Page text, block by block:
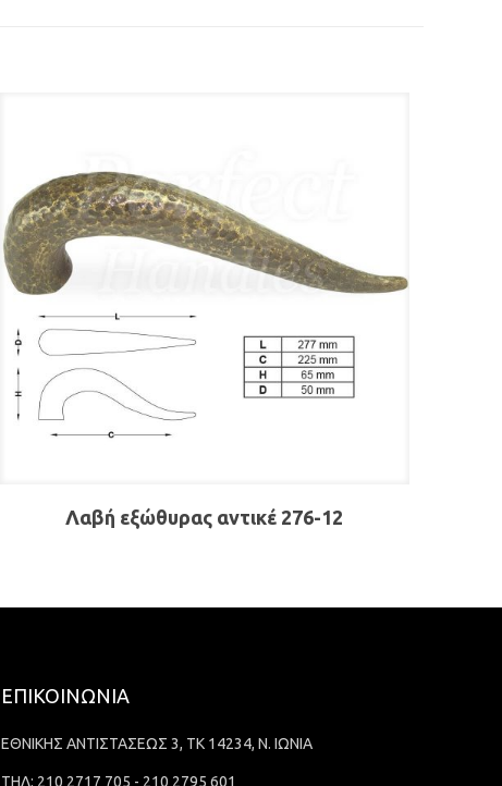
Λαβή εξώθυρας αντικέ 276-12
ΕΠΙΚΟΙΝΩΝΙΑ
ΕΘΝΙΚΗΣ ΑΝΤΙΣΤΑΣΕΩΣ 3, ΤΚ 14234, Ν. ΙΩΝΙΑ
ΤΗΛ: 210 2717 705 - 210 2795 601